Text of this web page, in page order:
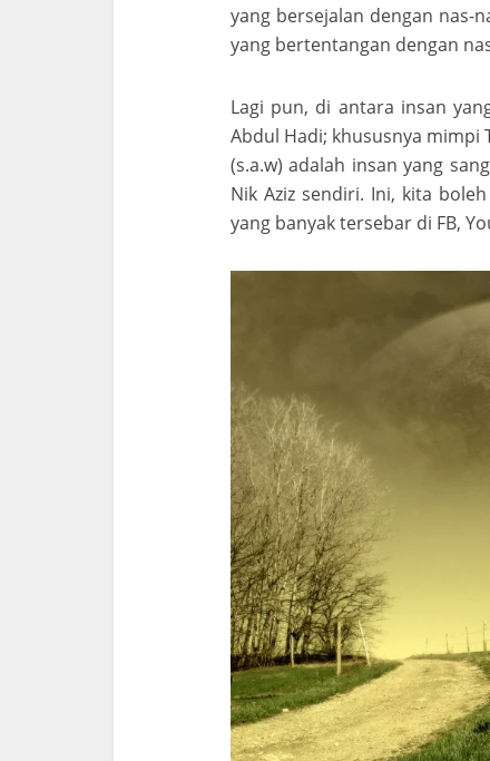
yang bersejalan dengan nas-
yang bertentangan dengan
Lagi pun, di antara insan
Abdul Hadi; khususnya mimpi
(s.a.w) adalah insan yang
Nik Aziz sendiri. Ini, kita
yang banyak tersebar di FB,